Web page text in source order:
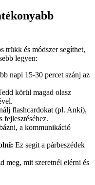
trükk és módszer segíthet,
legyen:
napi 15-30 percet szánj az
körül magad olasz
flashcardokat (pl. Anki),
fejlesztéséhez.
a kommunikáció
Ez segít a párbeszédek
meg, mit szeretnél elérni és